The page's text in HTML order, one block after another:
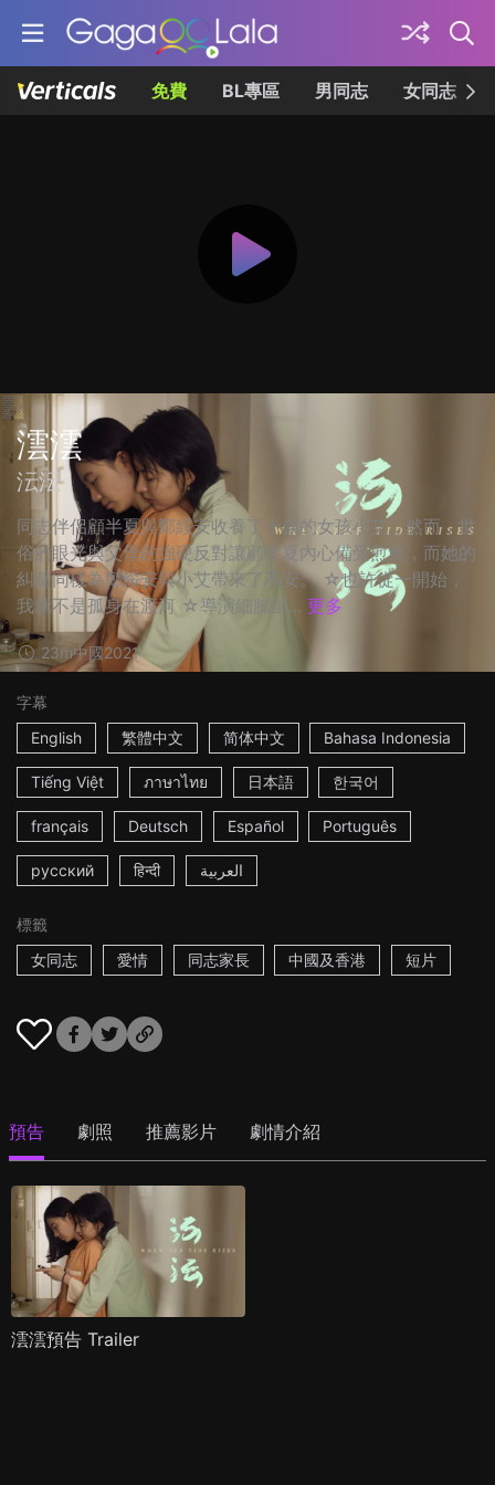
免費 BL專區 男同志 女同志
澐澐
沄沄
同志伴侶顧半夏與鄭綏安收養了十歲的女孩小艾，然而，世
俗的眼光與父母的強硬反對讓顧半夏內心備受煎熬，而她的
糾葛同樣為鄭綏安與小艾帶來了不安。 ☆也許從一開始，
我就不是孤身在渡河 ☆導演細膩呈... 更多
23m中國2021
字幕
English
繁體中文 简体中文 Bahasa Indonesia
Tiếng Việt ภาษาไทย 日本語 한국어
français Deutsch Español Português
русский हिन्दी العربية
標籤
女同志
愛情 同志家長 中國及香港 短片
預告 劇照 推薦影片 劇情介紹
澐澐預告 Trailer